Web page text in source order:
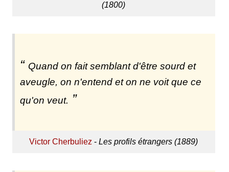
(1800)
Quand on fait semblant d'être sourd et
aveugle, on n'entend et on ne voit que ce
qu'on veut.
Victor Cherbuliez -Les profils étrangers (1889)